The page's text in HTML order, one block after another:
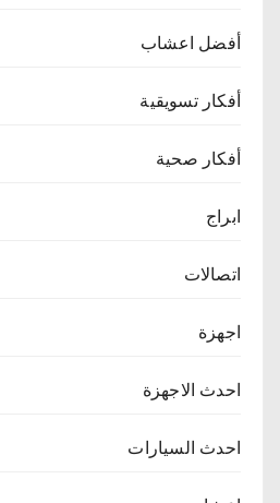
أفضل اعشاب
أفكار تسويقية
أفكار صحية
ابراج
اتصالات
اجهزة
احدث الاجهزة
احدث السيارات